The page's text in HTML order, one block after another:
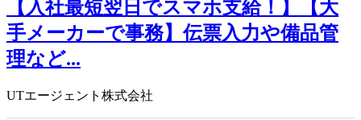
【入社最短翌日でスマホ支給！】【大
手メーカーで事務】伝票入力や備品管
理など...
UTエージェント株式会社